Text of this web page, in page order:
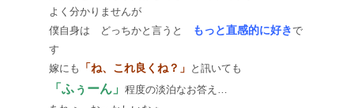
よく分かりませんが
僕自身は どっちかと言うと
もっと直感的に好きで
す
嫁にも
「ね、これ良くね？」 と訊いても
「ふぅーん」 程度の淡泊なお答え…